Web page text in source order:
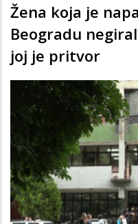
Žena koja je
Beogradu
joj je pritvor